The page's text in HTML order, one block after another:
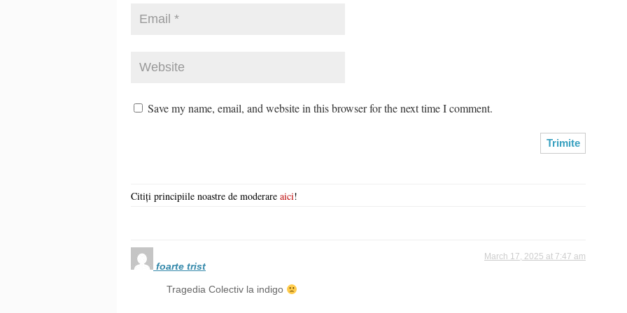
Save my name, email, and website in this browser for the next time I comment.
Citiți principiile noastre de moderare aici!
foarte trist
March 17, 2025 at 7:47 am
Tragedia Colectiv la indigo